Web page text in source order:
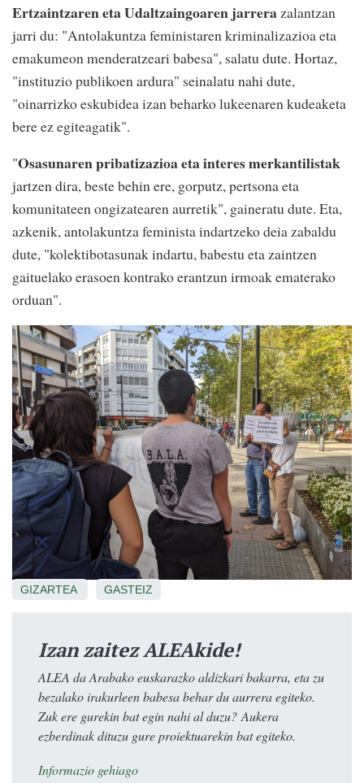
Ertzaintzaren eta Udaltzaingoaren jarrera zalantzan
jarri du: "Antolakuntza feministaren kriminalizazioa eta
emakumeon menderatzeari babesa", salatu dute. Hortaz,
"instituzio publikoen ardura" seinalatu nahi dute,
"oinarrizko eskubidea izan beharko lukeenaren kudeaketa
bere ez egiteagatik".
"Osasunaren pribatizazioa eta interes merkantilistak
jartzen dira, beste behin ere, gorputz, pertsona eta
komunitateen ongizatearen aurretik", gaineratu dute. Eta,
azkenik, antolakuntza feminista indartzeko deia zabaldu
dute, "kolektibotasunak indartu, babestu eta zaintzen
gaituelako erasoen kontrako erantzun irmoak ematerako
orduan".
GIZARTEA GASTEIZ
Izan zaitez ALEAkide!
ALEA da Arabako euskarazko aldizkari bakarra, eta zu
bezalako irakurleen babesa behar du aurrera egiteko.
Zuk ere gurekin bat egin nahi al duzu? Aukera
ezberdinak dituzu gure proiektuarekin bat egiteko.
Informazio gehiago